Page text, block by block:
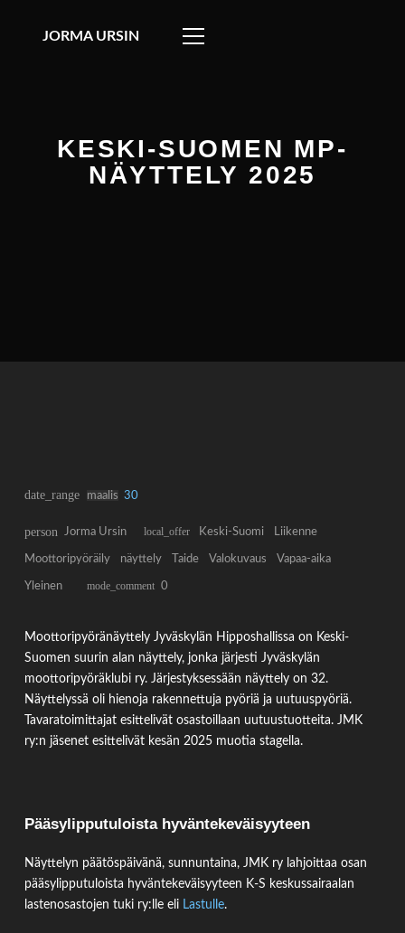
JORMA URSIN
KESKI-SUOMEN MP-
NÄYTTELY 2025
date_range maalis 30
person Jorma Ursin local_offer Keski-Suomi Liikenne
Moottoripyöräily näyttely Taide Valokuvaus Vapaa-aika
Yleinen mode_comment 0
Moottoripyöränäyttely Jyväskylän Hipposhallissa on Keski-
Suomen suurin alan näyttely, jonka järjesti Jyväskylän
moottoripyöräklubi ry. Järjestyksessään näyttely on 32.
Näyttelyssä oli hienoja rakennettuja pyöriä ja uutuuspyöriä.
Tavaratoimittajat esittelivät osastoillaan uutuustuotteita. JMK
ry:n jäsenet esittelivät kesän 2025 muotia stagella.
Pääsylipputuloista hyväntekeväisyyteen
Näyttelyn päätöspäivänä, sunnuntaina, JMK ry lahjoittaa osan
pääsylipputuloista hyväntekeväisyyteen K-S keskussairaalan
lastenosastojen tuki ry:lle eli Lastulle.